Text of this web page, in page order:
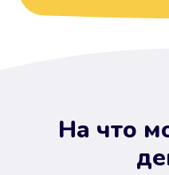
На что